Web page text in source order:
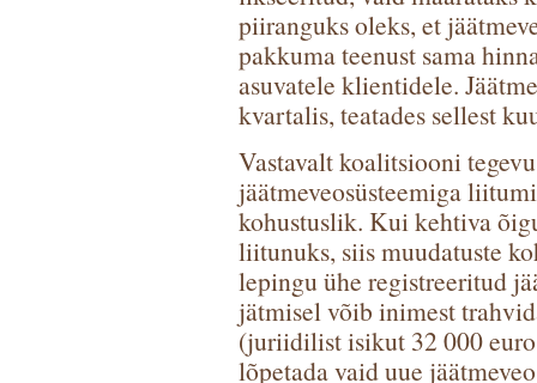
piiranguks oleks, et
pakkuma teenust sama
asuvatele klientidele.
kvartalis, teatades sellest
Vastavalt koalitsiooni
jäätmeveosüsteemiga
kohustuslik. Kui kehtiva
liitunuks, siis muudatuste
lepingu ühe registreeritud
jätmisel võib inimest
(juriidilist isikut 32 000
lõpetada vaid uue